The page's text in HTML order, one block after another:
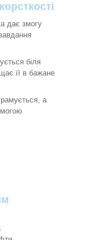
дає змогу
біля
її в бажане
а